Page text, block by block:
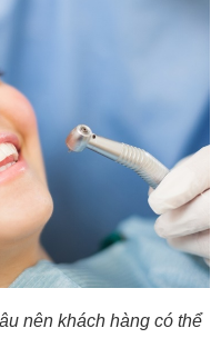
nên khách hàng có thể